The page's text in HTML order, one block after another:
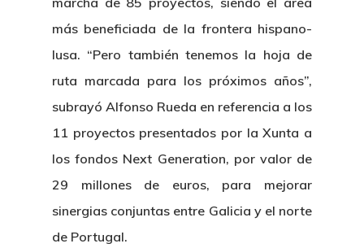
más beneficiada de la frontera hispano-
lusa. “Pero también tenemos la hoja de
ruta marcada para los próximos años”,
subrayó Alfonso Rueda en referencia a los
11 proyectos presentados por la Xunta a
los fondos Next Generation, por valor de
29 millones de euros, para mejorar
sinergias conjuntas entre Galicia y el norte
de Portugal.